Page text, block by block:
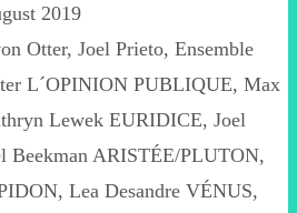
2019
Otter, Joel Prieto, Ensemble
L´OPINION PUBLIQUE, Max
Lewek EURIDICE, Joel
Beekman ARISTÉE/PLUTON,
Lea Desandre VÉNUS,